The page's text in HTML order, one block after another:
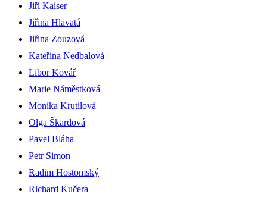
Jiří Kaiser
Jiřina Hlavatá
Jiřina Zouzová
Kateřina Nedbalová
Libor Kovář
Marie Náměstková
Monika Krutilová
Olga Škardová
Pavel Bláha
Petr Simon
Radim Hostomský
Richard Kučera